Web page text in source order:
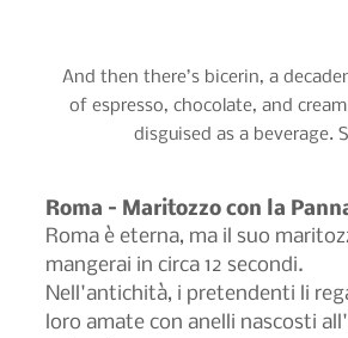
And then there’s bicerin, a
of espresso, chocolate, and
disguised as a beverage.
Roma – Maritozzo con la
Roma è eterna, ma il suo
mangerai in circa 12 secondi.
Nell'antichità, i pretendenti li
loro amate con anelli nascosti